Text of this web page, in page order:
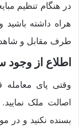
در هنگام تنظیم
هراه داشته باشید
طرف مقابل و
اطلاع از
وقتی پای معامله
اصالت ملک
بسنده نکنید و در